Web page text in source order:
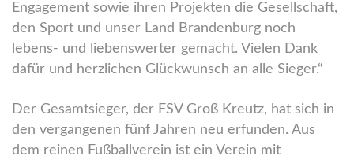
Engagement sowie ihren Projekten die Gesellschaft,
den Sport und unser Land Brandenburg noch
lebens- und liebenswerter gemacht. Vielen Dank
dafür und herzlichen Glückwunsch an alle Sieger.“
Der Gesamtsieger, der FSV Groß Kreutz, hat sich in
den vergangenen fünf Jahren neu erfunden. Aus
dem reinen Fußballverein ist ein Verein mit